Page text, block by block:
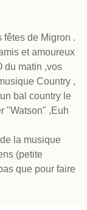
de Migron .
et amoureux
du matin ,vos
Country ,
bal country le
"Watson" ,Euh
la musique
(petite
que pour faire